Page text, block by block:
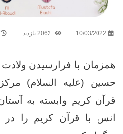
10/03/2022
همزمان با فرارسیدن
حسین (علیه السلام) مرکز
قرآن کریم وابسته به
انس با قرآن کریم را در